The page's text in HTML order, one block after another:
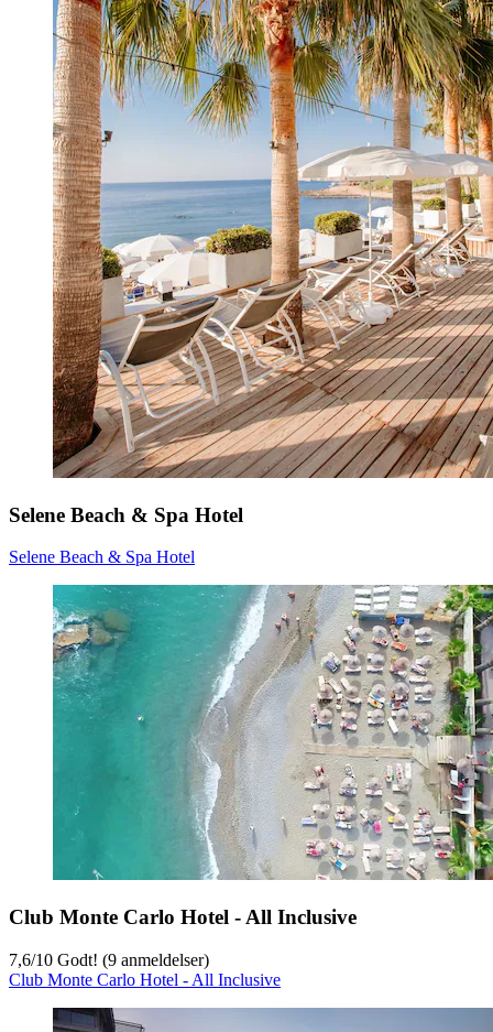
Selene Beach & Spa Hotel
Selene Beach & Spa Hotel
Club Monte Carlo Hotel - All Inclusive
7,6/10 Godt! (9 anmeldelser)
Club Monte Carlo Hotel - All Inclusive